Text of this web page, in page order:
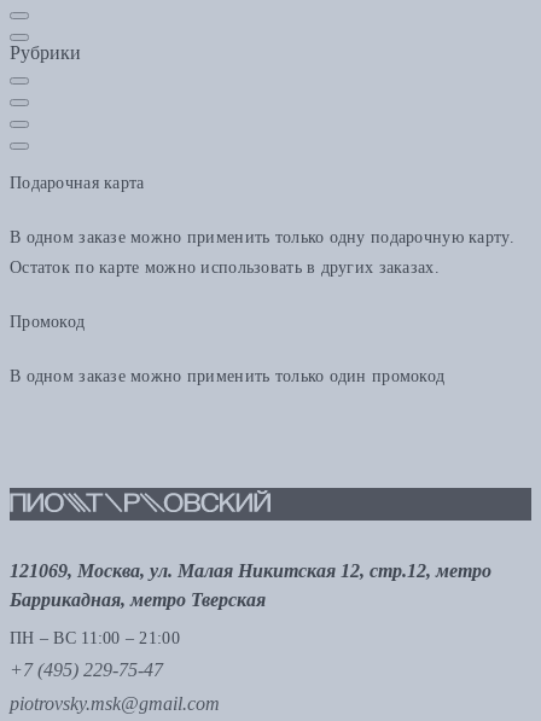
Рубрики
Подарочная карта
В одном заказе можно применить только одну подарочную карту.
Остаток по карте можно использовать в других заказах.
Промокод
В одном заказе можно применить только один промокод
121069, Москва, ул. Малая Никитская 12, стр.12, метро
Баррикадная, метро Тверская
ПН – ВС 11:00 – 21:00
+7 (495) 229-75-47
piotrovsky.msk@gmail.com